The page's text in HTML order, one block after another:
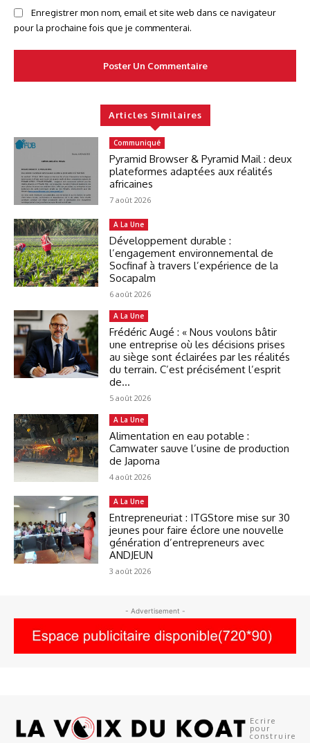
Enregistrer mon nom, email et site web dans ce navigateur
pour la prochaine fois que je commenterai.
Articles Similaires
Communiqué
Pyramid Browser & Pyramid Mail : deux
plateformes adaptées aux réalités
africaines
7 août 2026
A La Une
Développement durable :
l’engagement environnemental de
Socfinaf à travers l’expérience de la
Socapalm
6 août 2026
A La Une
Frédéric Augé : « Nous voulons bâtir
une entreprise où les décisions prises
au siège sont éclairées par les réalités
du terrain. C’est précisément l’esprit
de...
5 août 2026
A La Une
Alimentation en eau potable :
Camwater sauve l’usine de production
de Japoma
4 août 2026
A La Une
Entrepreneuriat : ITGStore mise sur 30
jeunes pour faire éclore une nouvelle
génération d’entrepreneurs avec
ANDJEUN
3 août 2026
- Advertisement -
Ecrire
pour
construire